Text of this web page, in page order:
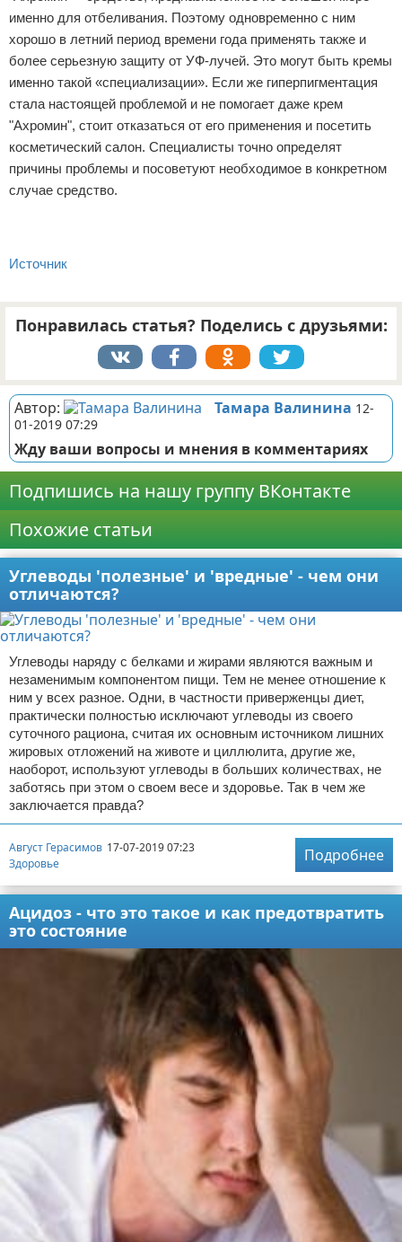
именно для отбеливания. Поэтому одновременно с ним
хорошо в летний период времени года применять также и
более серьезную защиту от УФ-лучей. Это могут быть кремы
именно такой «специализации». Если же гиперпигментация
стала настоящей проблемой и не помогает даже крем
"Ахромин", стоит отказаться от его применения и посетить
косметический салон. Специалисты точно определят
причины проблемы и посоветуют необходимое в конкретном
случае средство.
Источник
Понравилась статья? Поделись с друзьями:
Автор: Тамара Валинина 12-
01-2019 07:29
Жду ваши вопросы и мнения в комментариях
Подпишись на нашу группу ВКонтакте
Похожие статьи
Углеводы 'полезные' и 'вредные' - чем они
отличаются?
Углеводы наряду с белками и жирами являются важным и
незаменимым компонентом пищи. Тем не менее отношение к
ним у всех разное. Одни, в частности приверженцы диет,
практически полностью исключают углеводы из своего
суточного рациона, считая их основным источником лишних
жировых отложений на животе и циллюлита, другие же,
наоборот, используют углеводы в больших количествах, не
заботясь при этом о своем весе и здоровье. Так в чем же
заключается правда?
Август Герасимов 17-07-2019 07:23
Здоровье
Подробнее
Ацидоз - что это такое и как предотвратить
это состояние